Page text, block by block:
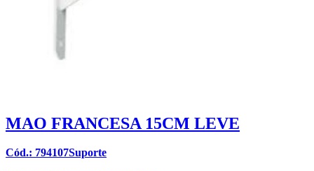
MAO FRANCESA 15CM LEVE
Cód.: 794107Suporte